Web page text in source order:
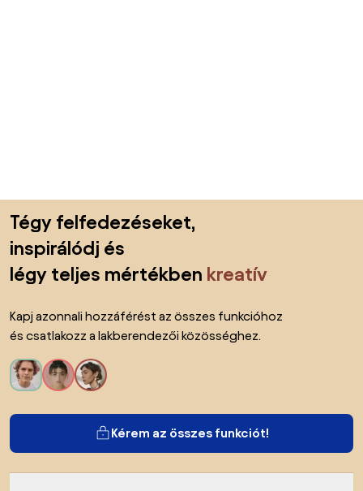
Tégy felfedezéseket,
inspirálódj és
légy teljes mértékben kreatív
Kapj azonnali hozzáférést az összes funkcióhoz
és csatlakozz a lakberendezői közösséghez.
Kérem az összes funkciót!